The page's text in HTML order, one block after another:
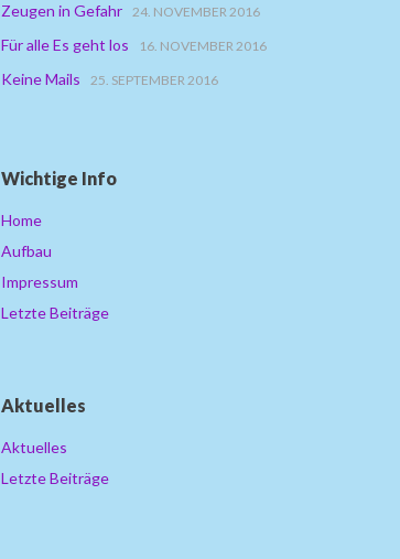
Zeugen in Gefahr 24. NOVEMBER 2016
Für alle Es geht los 16. NOVEMBER 2016
Keine Mails 25. SEPTEMBER 2016
Wichtige Info
Home
Aufbau
Impressum
Letzte Beiträge
Aktuelles
Aktuelles
Letzte Beiträge